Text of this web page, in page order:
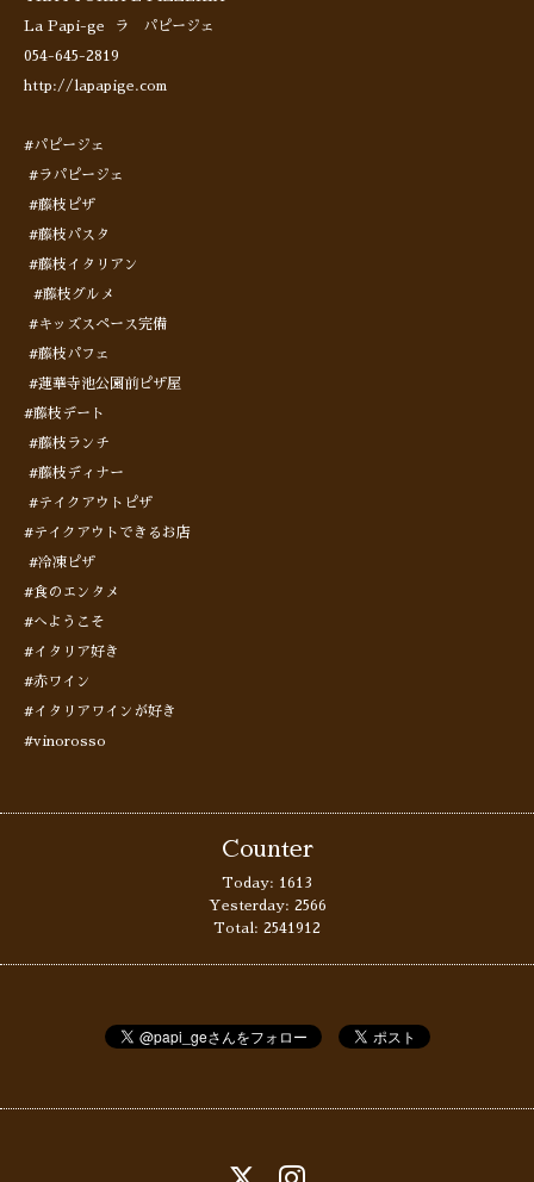
La Papi-ge ラ パピージェ
054-645-2819
http://lapapige.com
#パピージェ
#ラパピージェ
#藤枝ピザ
#藤枝パスタ
#藤枝イタリアン
#藤枝グルメ
#キッズスペース完備
#藤枝パフェ
#蓮華寺池公園前ピザ屋
#藤枝デート
#藤枝ランチ
#藤枝ディナー
#テイクアウトピザ
#テイクアウトできるお店
#冷凍ピザ
#食のエンタメ
#へようこそ
#イタリア好き
#赤ワイン
#イタリアワインが好き
#vinorosso
Counter
Today: 1613
Yesterday: 2566
Total: 2541912